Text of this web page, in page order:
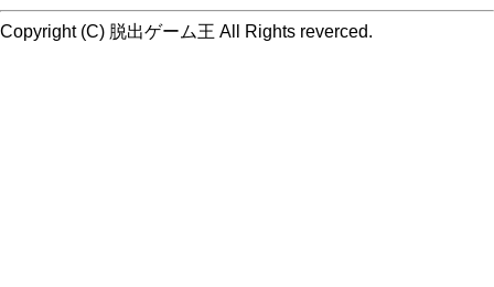
Copyright (C) 脱出ゲーム王 All Rights reverced.